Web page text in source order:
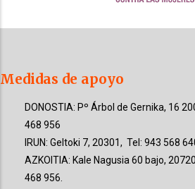
Medidas de apoyo
DONOSTIA: Pº Árbol de Gernika, 16
468 956
IRUN: Geltoki 7, 20301, Tel: 943 568
AZKOITIA: Kale Nagusia 60 bajo,
468 956.